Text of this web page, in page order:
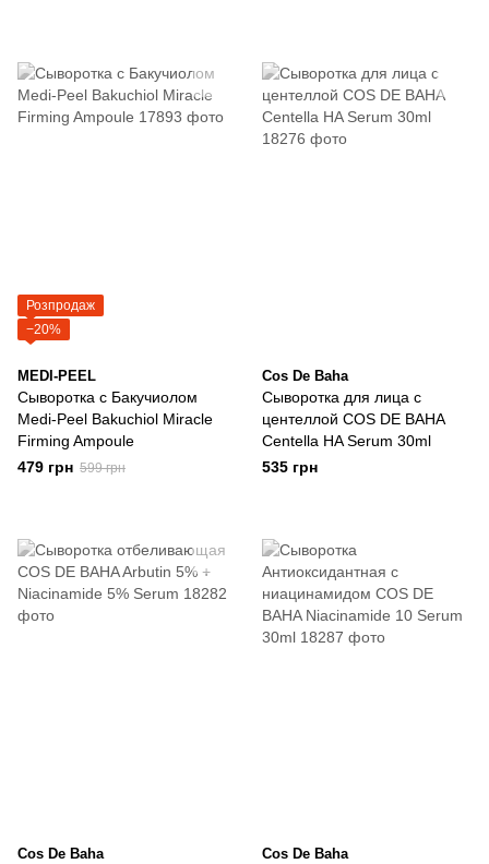
Розпродаж
−20%
MEDI-PEEL
Cыворотка с Бакучиолом
Medi-Peel Bakuchiol Miracle
Firming Ampoule
479 грн 599 грн
Cos De Baha
Сыворотка для лица с
центеллой COS DE BAHA
Centella HA Serum 30ml
535 грн
Cos De Baha Cos De Baha